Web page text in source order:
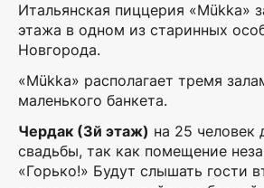
Итальянская пиццерия «Mükka»
этажа в одном из старинных
Новгорода.
«Mükka» располагает тремя
маленького банкета.
Чердак (3й этаж) на 25 человек
свадьбы, так как помещение
«Горько!» Будут слышать гости